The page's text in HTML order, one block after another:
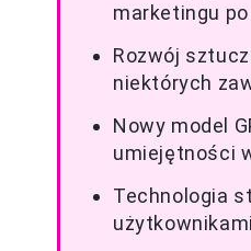
marketingu
Rozwój
niektórych
Nowy model
umiejętności
Technologia